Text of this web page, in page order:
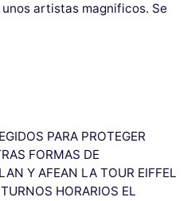
artistas magnificos. Se
PARA PROTEGER
FORMAS DE
Y AFEAN LA TOUR EIFFEL
HORARIOS EL